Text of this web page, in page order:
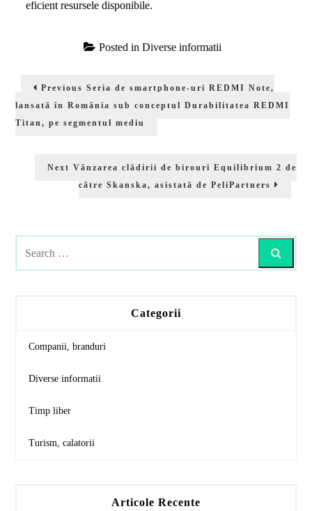
eficient resursele disponibile.
Posted in Diverse informatii
în
articole
Previous Previous
Seria de smartphone-uri REDMI Note,
lansată în România sub conceptul Durabilitatea REDMI
Titan, pe segmentul mediu
Next Next
Vânzarea clădirii de birouri Equilibrium 2 de
către Skanska, asistată de PeliPartners
Categorii
Companii, branduri
Diverse informatii
Timp liber
Turism, calatorii
Articole Recente